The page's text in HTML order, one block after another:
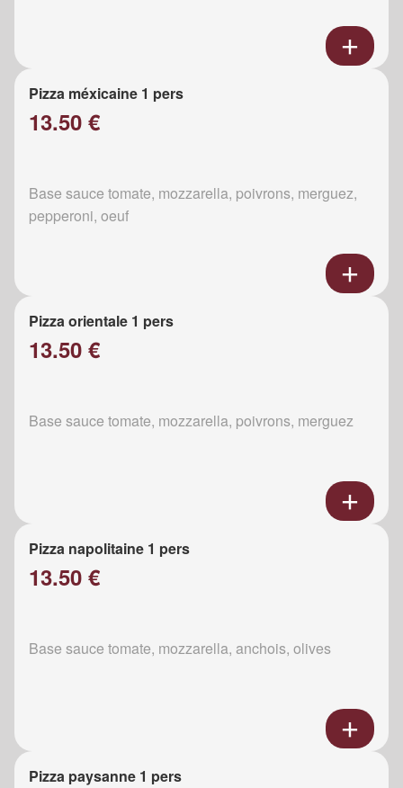
Pizza méxicaine 1 pers
13.50 €
Base sauce tomate, mozzarella, poivrons, merguez,
pepperoni, oeuf
Pizza orientale 1 pers
13.50 €
Base sauce tomate, mozzarella, poivrons, merguez
Pizza napolitaine 1 pers
13.50 €
Base sauce tomate, mozzarella, anchois, olives
Pizza paysanne 1 pers